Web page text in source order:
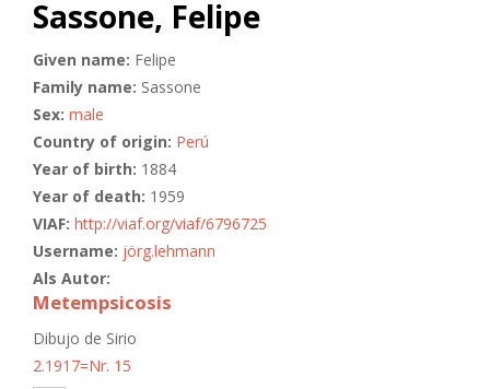
Sassone, Felipe
Given name: Felipe
Family name: Sassone
Sex: male
Country of origin: Perú
Year of birth: 1884
Year of death: 1959
VIAF: http://viaf.org/viaf/6796725
Username: jörg.lehmann
Als Autor:
Metempsicosis
Dibujo de Sirio
2.1917=Nr. 15